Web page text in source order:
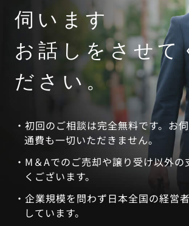
伺います
お話しをさせて
ださい。
初回のご相談は完全無料です。お
通費も一切いただきません。
M＆Aでのご売却や譲り受け以外の
くございます。
企業規模を問わず日本全国の経営
しています。